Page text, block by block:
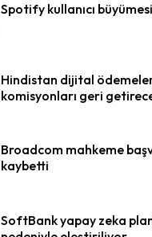
Spotify kullanıcı
Hindistan dijital
komisyonları geri
Broadcom mahkeme
kaybetti
SoftBank yapay zeka